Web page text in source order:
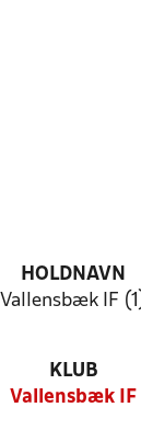
HOLDNAVN
Vallensbæk IF
KLUB
Vallensbæk IF